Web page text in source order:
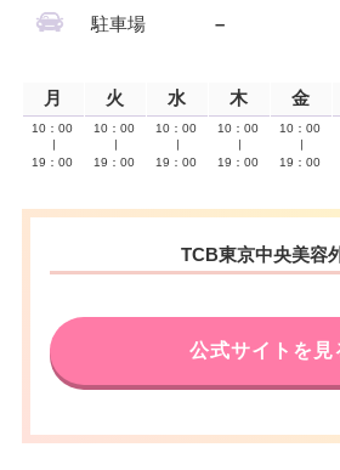
駐車場 –
月 火 水 木 金
10：00
19：00
10：00
19：00
10：00
19：00
10：00
19：00
10：00
19：00
TCB東京中央美容
公式サイトを見